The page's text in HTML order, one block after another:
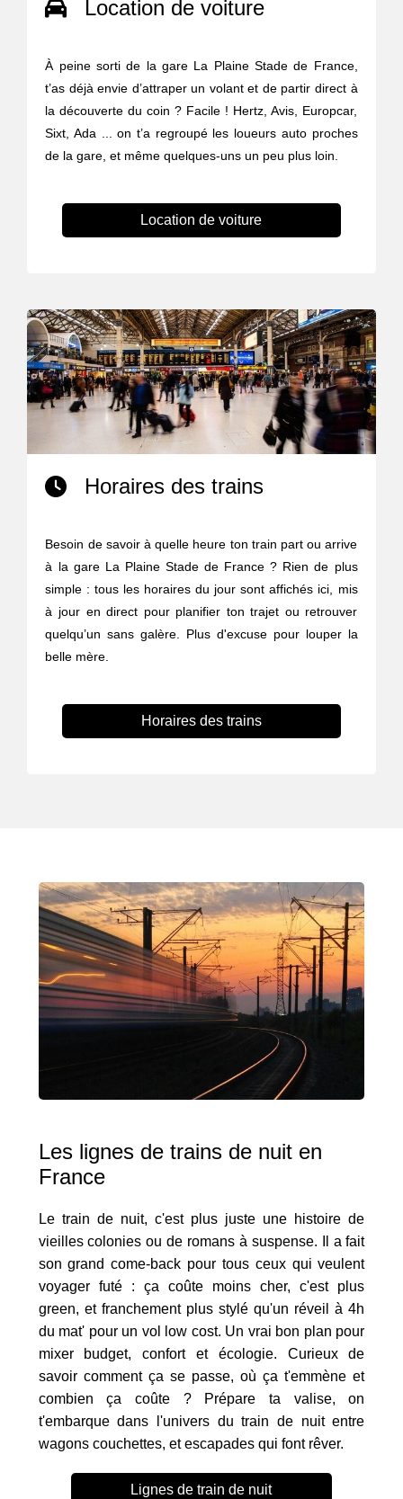
Location de voiture
À peine sorti de la gare La Plaine Stade de France,
t’as déjà envie d’attraper un volant et de partir direct à
la découverte du coin ? Facile ! Hertz, Avis, Europcar,
Sixt, Ada ... on t’a regroupé les loueurs auto proches
de la gare, et même quelques-uns un peu plus loin.
Location de voiture
Horaires des trains
Besoin de savoir à quelle heure ton train part ou arrive
à la gare La Plaine Stade de France ? Rien de plus
simple : tous les horaires du jour sont affichés ici, mis
à jour en direct pour planifier ton trajet ou retrouver
quelqu’un sans galère. Plus d'excuse pour louper la
belle mère.
Horaires des trains
Les lignes de trains de nuit en
France
Le train de nuit, c'est plus juste une histoire de
vieilles colonies ou de romans à suspense. Il a fait
son grand come-back pour tous ceux qui veulent
voyager futé : ça coûte moins cher, c'est plus
green, et franchement plus stylé qu'un réveil à 4h
du mat' pour un vol low cost. Un vrai bon plan pour
mixer budget, confort et écologie. Curieux de
savoir comment ça se passe, où ça t'emmène et
combien ça coûte ? Prépare ta valise, on
t'embarque dans l'univers du train de nuit entre
wagons couchettes, et escapades qui font rêver.
Lignes de train de nuit